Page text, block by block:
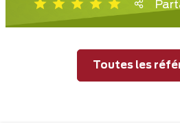
Toutes les